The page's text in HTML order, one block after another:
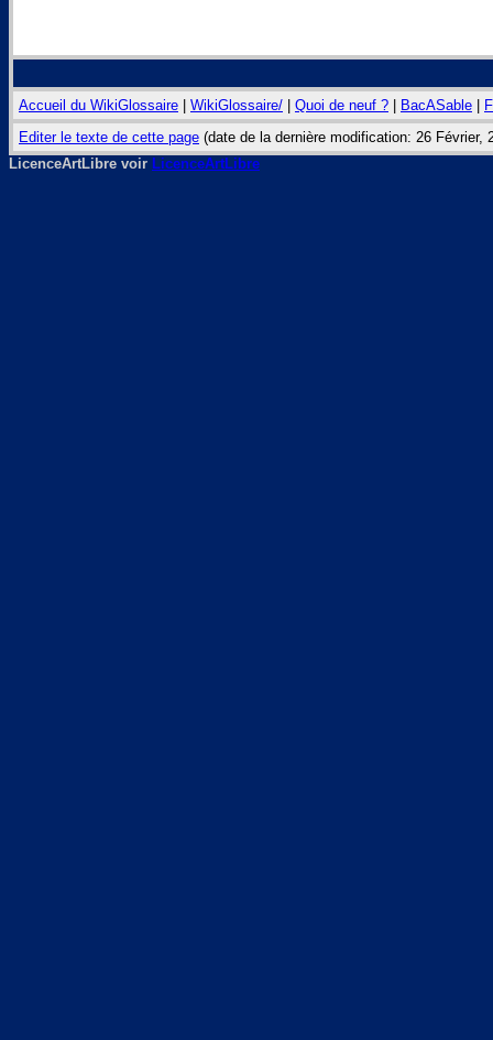
Accueil du WikiGlossaire WikiGlossaire/ Quoi de neuf ? BacASable
Editer le texte de cette page (date de la dernière modification: 26 Février,
LicenceArtLibre voir LicenceArtLibre